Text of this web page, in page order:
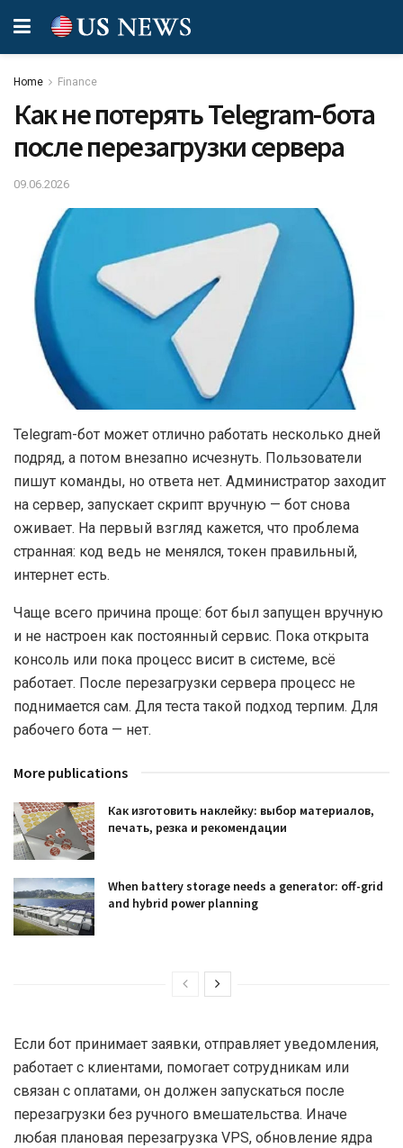
Home Finance
Как не потерять Telegram-бота
после перезагрузки сервера
09.06.2026
Telegram-бот может отлично работать несколько дней
подряд, а потом внезапно исчезнуть. Пользователи
пишут команды, но ответа нет. Администратор заходит
на сервер, запускает скрипт вручную — бот снова
оживает. На первый взгляд кажется, что проблема
странная: код ведь не менялся, токен правильный,
интернет есть.
Чаще всего причина проще: бот был запущен вручную
и не настроен как постоянный сервис. Пока открыта
консоль или пока процесс висит в системе, всё
работает. После перезагрузки сервера процесс не
поднимается сам. Для теста такой подход терпим. Для
рабочего бота — нет.
More publications
Как изготовить наклейку: выбор материалов,
печать, резка и рекомендации
When battery storage needs a generator: off-grid
and hybrid power planning
Если бот принимает заявки, отправляет уведомления,
работает с клиентами, помогает сотрудникам или
связан с оплатами, он должен запускаться после
перезагрузки без ручного вмешательства. Иначе
любая плановая перезагрузка VPS, обновление ядра